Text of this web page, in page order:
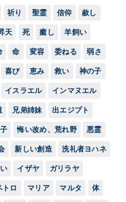
祈り 聖霊 信仰 赦し
天 死 癒し 羊飼い
命 変容 委ねる 弱さ
喜び 恵み 救い 神の子
イスラエル インマヌエル
兄弟姉妹 出エジプト
悔い改め、荒れ野 悪霊
新しい創造 洗礼者ヨハネ
イザヤ ガリラヤ
トロ マリア マルタ 体